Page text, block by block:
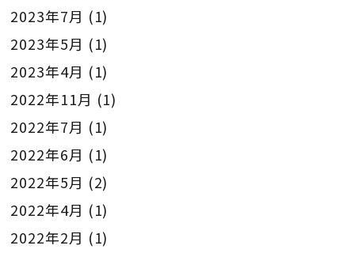
2023年7月 (1)
2023年5月 (1)
2023年4月 (1)
2022年11月 (1)
2022年7月 (1)
2022年6月 (1)
2022年5月 (2)
2022年4月 (1)
2022年2月 (1)